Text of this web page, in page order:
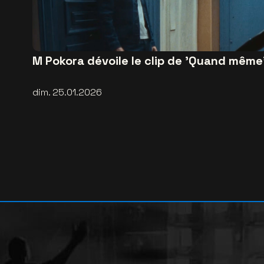
M Pokora dévoile le clip de 'Quand
dim. 25.01.2026